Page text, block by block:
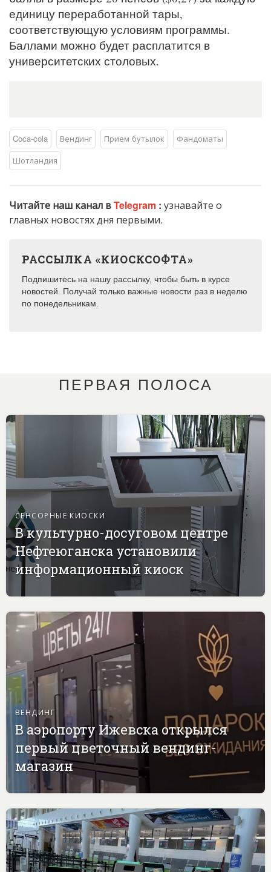
единицу переработанной тары,
соответствующую условиям программы.
Баллами можно будет расплатится в
университетских столовых.
Coca-cola Вендинг Прием бутылок
Фандоматы
Шотландия
Читайте наш канал вTelegram : узнавайте о
главных новостях дня первыми.
РАССЫЛКА «КИОСКСОФТА»
Подпишитесь на нашу рассылку, чтобы быть в курсе
новостей. Получай только важные новости раз в неделю
по понедельникам.
ПЕРВАЯ ПОЛОСА
СЕНСОРНЫЕ КИОСКИ
В культурно-досуговом центре
Нефтеюганска установили
информационный киоск
ВЕНДИНГ
В аэропорту Ижевска открылся
первый цветочный вендинг-
магазин